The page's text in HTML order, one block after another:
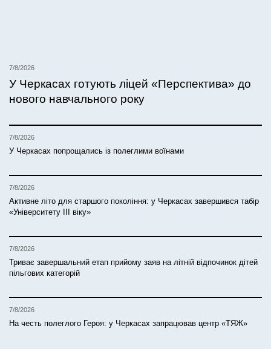
7/8/2026
У Черкасах готують ліцей «Перспектива» до
нового навчального року
7/8/2026
У Черкасах попрощались із полеглими воїнами
7/8/2026
Активне літо для старшого покоління: у Черкасах завершився табір
«Університету ІІІ віку»
7/8/2026
Триває завершальний етап прийому заяв на літній відпочинок дітей
пільгових категорій
7/8/2026
На честь полеглого Героя: у Черкасах запрацював центр «ТЯЖ»